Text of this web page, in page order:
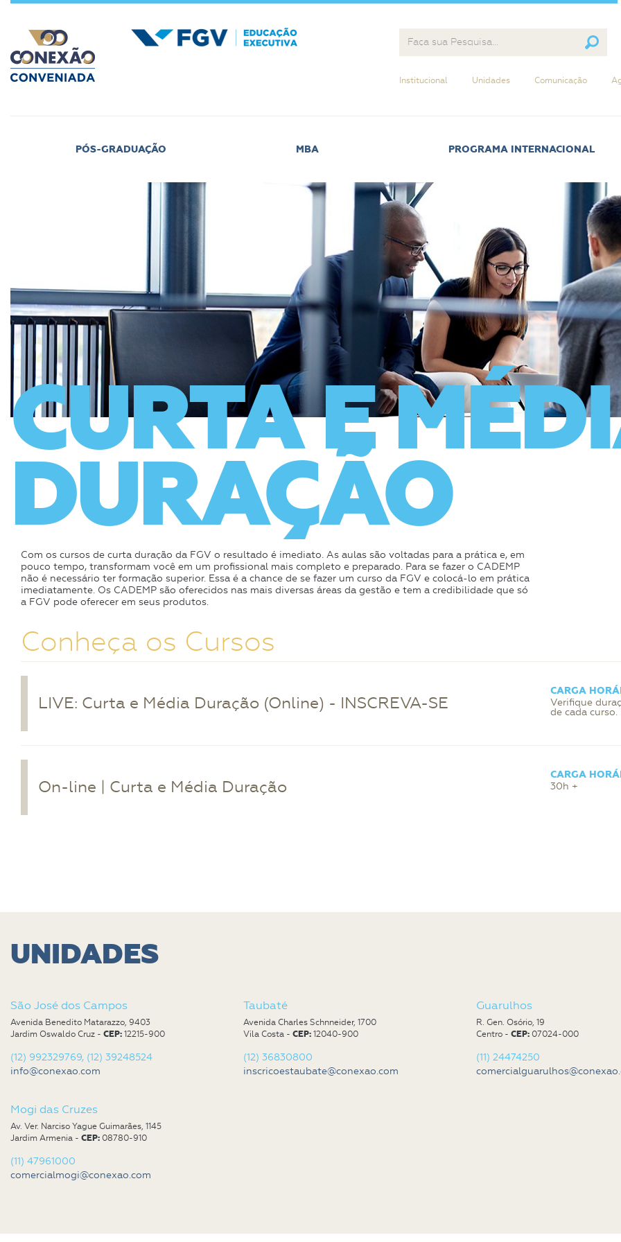
Institucional Unidades Comunicação
PÓS-GRADUAÇÃO MBA PROGRAMA INTERNACIONAL
CURTA E
DURAÇÃO
Com os cursos de curta duração da FGV o resultado é imediato. As aulas são voltadas para a prática e, em
pouco tempo, transformam você em um profissional mais completo e preparado. Para se fazer o CADEMP
não é necessário ter formação superior. Essa é a chance de se fazer um curso da FGV e colocá-lo em prática
imediatamente. Os CADEMP são oferecidos nas mais diversas áreas da gestão e tem a credibilidade que só
a FGV pode oferecer em seus produtos.
Conheça os Cursos
LIVE: Curta e Média Duração (Online) - INSCREVA-SE
CARGA
Verifique
de cada curso.
On-line | Curta e Média Duração
CARGA
30h +
UNIDADES
São José dos Campos
Avenida Benedito Matarazzo, 9403
Jardim Oswaldo Cruz - CEP: 12215-900
(12) 992329769, (12) 39248524
info@conexao.com
Taubaté
Avenida Charles Schnneider, 1700
Vila Costa - CEP: 12040-900
(12) 36830800
inscricoestaubate@conexao.com
Guarulhos
R. Gen. Osório, 19
Centro - CEP: 07024-000
(11) 24474250
Mogi das Cruzes
Av. Ver. Narciso Yague Guimarães, 1145
Jardim Armenia - CEP: 08780-910
(11) 47961000
comercialmogi@conexao.com